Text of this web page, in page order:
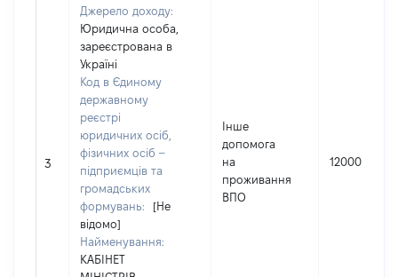
3
Джерело доходу:
Юридична особа,
зареєстрована в
Україні
Код в Єдиному
державному
реєстрі
юридичних осіб,
фізичних осіб –
підприємців та
громадських
формувань:
[Не
відомо]
Найменування:
КАБІНЕТ
Інше
допомога
на
проживання
ВПО
12000